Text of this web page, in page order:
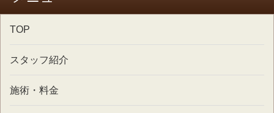
TOP
スタッフ紹介
施術・料金